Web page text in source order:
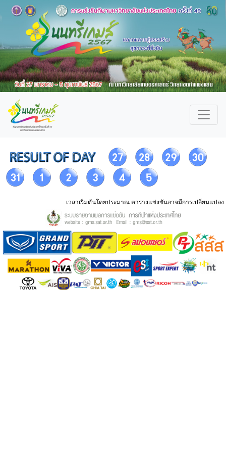
เวลาเริ่มตันโดยประมาณ ตารางแข่งขันอาจมีการเปลี่ยนแปลง